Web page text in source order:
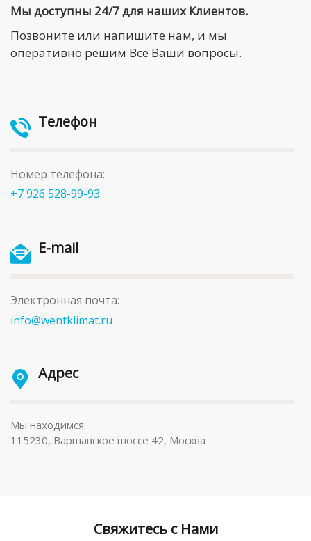
Мы доступны 24/7 для наших Клиентов.
Позвоните или напишите нам, и мы
оперативно решим Все Ваши вопросы.
Телефон
Номер телефона:
+7 926 528-99-93
E-mail
Электронная почта:
info@wentklimat.ru
Адрес
Мы находимся:
115230, Варшавское шоссе 42, Москва
Свяжитесь с Нами